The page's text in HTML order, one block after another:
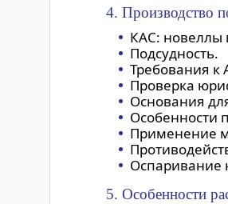
4. Производство
КАС: новеллы
Подсудность.
Требования к
Проверка
Основания
Особенности
Применение
Оспаривание
5. Особенности